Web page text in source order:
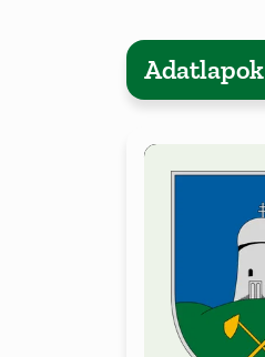
Adatlapok